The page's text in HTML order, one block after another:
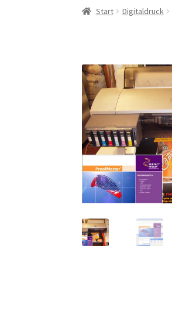
Start Digitaldruck